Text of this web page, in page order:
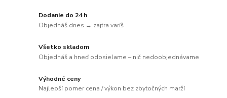
Dodanie do 24 h
Objednáš dnes → zajtra varíš
Všetko skladom
Objednáš a hneď odosielame – nič nedoobjednávame
Výhodné ceny
Najlepší pomer cena / výkon bez zbytočných marží